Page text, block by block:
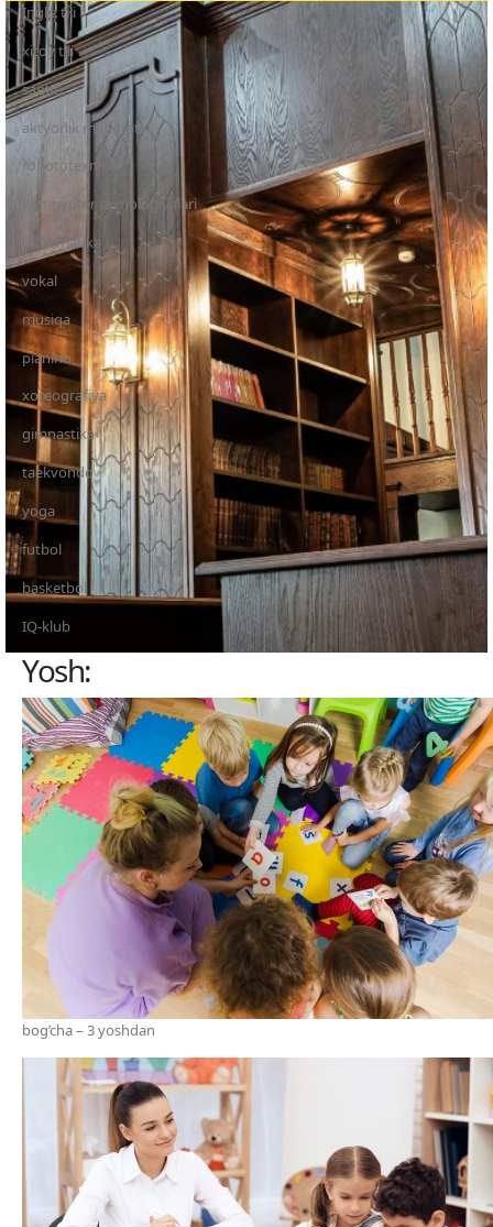
Ingliz tili
xitoy tili
san’at
aktyorlik mahorati
robototexnika
kompyuter texnologiyalari
matematika
vokal
musiqa
pianino
xoreografiya
gimnastika
taekvondo
yoga
futbol
basketbol
IQ-klub
Yosh:
bog’cha – 3 yoshdan